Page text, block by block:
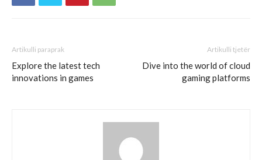
Artikulli paraprak
Explore the latest tech
innovations in games
Artikulli tjetër
Dive into the world of cloud
gaming platforms